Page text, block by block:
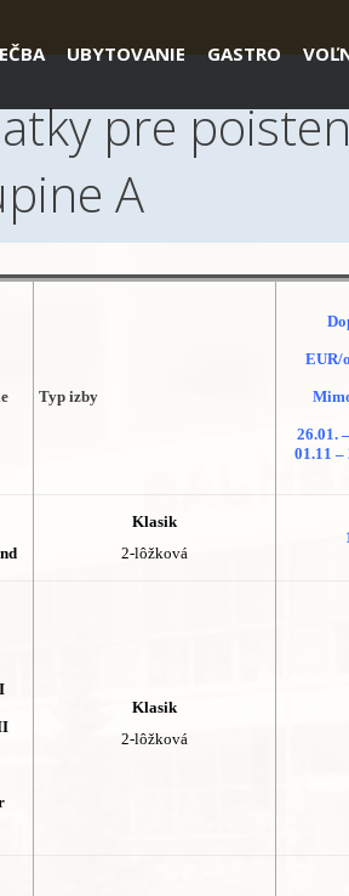
UBYTOVANIE GASTRO
pre
A
Typ izby
EUR/
26.01.
01.11 –
Klasik
2-lôžková
Klasik
2-lôžková